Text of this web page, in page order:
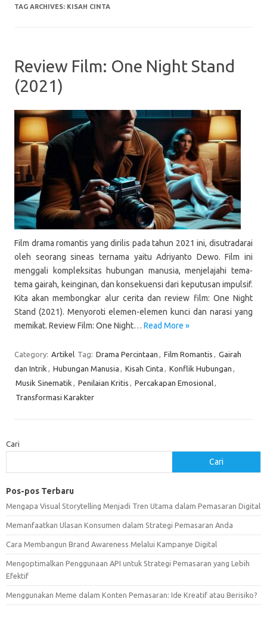
TAG ARCHIVES: KISAH CINTA
Review Film: One Night Stand
(2021)
Film drama romantis yang dirilis pada tahun 2021 ini, disutradarai
oleh seorang sineas ternama yaitu Adriyanto Dewo. Film ini
menggali kompleksitas hubungan manusia, menjelajahi tema-
tema gairah, keinginan, dan konsekuensi dari keputusan impulsif.
Kita akan membongkar alur cerita dan review film: One Night
Stand (2021). Menyoroti elemen-elemen kunci dan narasi yang
memikat. Review Film: One Night… Read More »
Category: Artikel Tag: Drama Percintaan , Film Romantis , Gairah
dan Intrik , Hubungan Manusia , Kisah Cinta , Konflik Hubungan ,
Musik Sinematik , Penilaian Kritis , Percakapan Emosional,
Transformasi Karakter
Cari
Cari
Pos-pos Terbaru
Mengapa Visual Storytelling Menjadi Tren Utama dalam Pemasaran Digital
Memanfaatkan Ulasan Konsumen dalam Strategi Pemasaran Anda
Cara Membangun Brand Awareness Melalui Kampanye Digital
Mengoptimalkan Penggunaan API untuk Strategi Pemasaran yang Lebih
Efektif
Menggunakan Meme dalam Konten Pemasaran: Ide Kreatif atau Berisiko?